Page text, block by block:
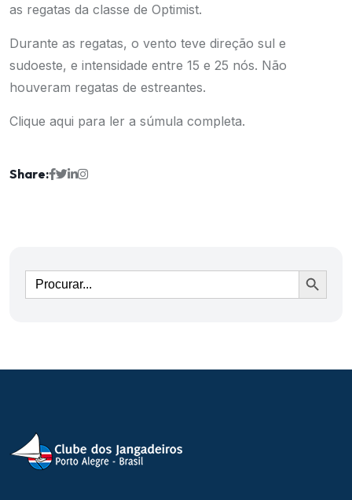
as regatas da classe de Optimist.
Durante as regatas, o vento teve direção sul e
sudoeste, e intensidade entre 15 e 25 nós. Não
houveram regatas de estreantes.
Clique aqui para ler a súmula completa.
Share:
Ir